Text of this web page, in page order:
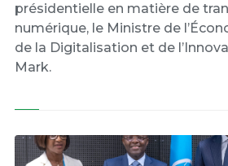
présidentielle en matière de
numérique, le Ministre de
de la Digitalisation et de
Mark.